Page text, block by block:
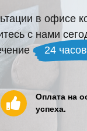
в офисе
с нами
24
Оплата на
успеха.